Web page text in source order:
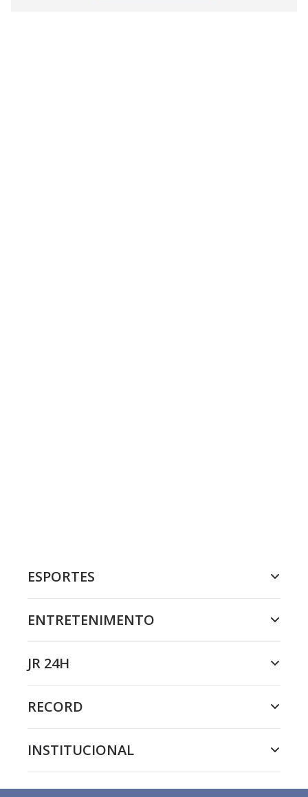
ESPORTES
ENTRETENIMENTO
JR 24H
RECORD
INSTITUCIONAL